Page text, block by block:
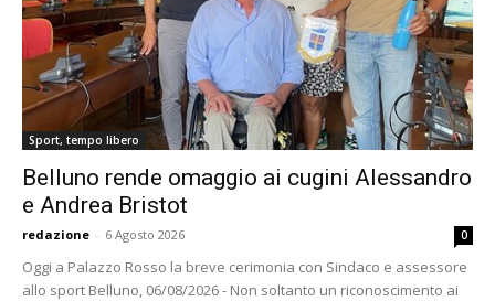
Sport, tempo libero
Belluno rende omaggio ai cugini Alessandro
e Andrea Bristot
redazione - 6 Agosto 2026 0
Oggi a Palazzo Rosso la breve cerimonia con Sindaco e assessore
allo sport Belluno, 06/08/2026 - Non soltanto un riconoscimento ai